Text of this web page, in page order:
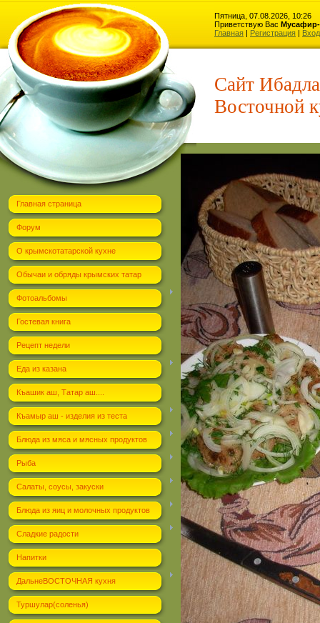
Пятница, 07.08.2026, 10:26
Приветствую Вас Мусафир-
Главная | Регистрация | Вход
Сайт
Восточной
Главная страница
Форум
О крымскотатарской кухне
Обычаи и обряды крымских татар
Фотоальбомы
Гостевая книга
Рецепт недели
Еда из казана
Къашик аш, Татар аш....
Къамыр аш - изделия из теста
Блюда из мяса и мясных продуктов
Рыба
Салаты, соусы, закуски
Блюда из яиц и молочных продуктов
Сладкие радости
Напитки
ДальнеВОСТОЧНАЯ кухня
Туршулар(соленья)